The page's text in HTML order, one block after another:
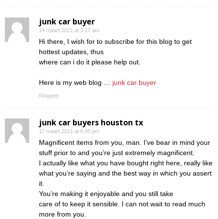
junk car buyer
14 maart 2021 at 3:17 am
Hi there, I wish for to subscribe for this blog to get
hottest updates, thus
where can i do it please help out.
Here is my web blog … junk car buyer
Reageer
junk car buyers houston tx
17 maart 2021 at 6:45 pm
Magnificent items from you, man. I’ve bear in mind your
stuff prior to and you’re just extremely magnificent.
I actually like what you have bought right here, really like
what you’re saying and the best way in which you assert
it.
You’re making it enjoyable and you still take
care of to keep it sensible. I can not wait to read much
more from you.